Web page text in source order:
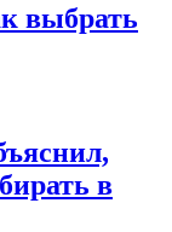
выбрать
в